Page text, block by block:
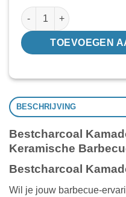
Bestcharcoal Kamado
TOEVOEGEN
BESCHRIJVING
Bestcharcoal
Keramische
Bestcharcoal
Wil je jouw barbecue-